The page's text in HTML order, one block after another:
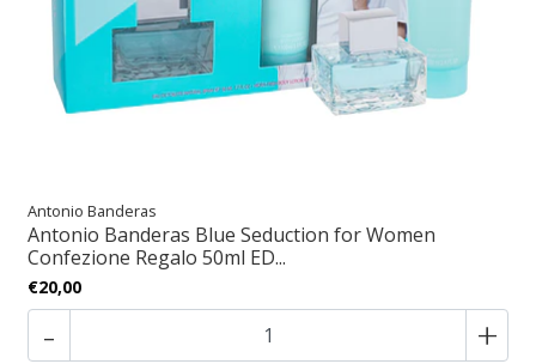
Antonio Banderas
Antonio Banderas Blue Seduction for Women
Confezione Regalo 50ml ED...
€20,00
- +